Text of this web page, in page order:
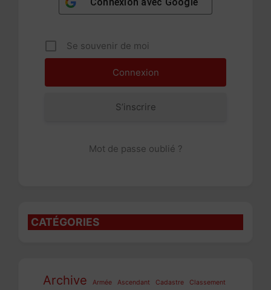
Se souvenir de moi
S’inscrire
Mot de passe oublié ?
CATÉGORIES
Archive Armée Ascendant Cadastre
Classement